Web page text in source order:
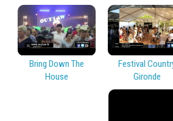
Bring Down The
House
Festival
Gironde